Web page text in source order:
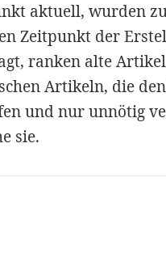
aktuell, wurden
Zeitpunkt der
ranken alte
Artikeln, die
und nur unnötig
sie.